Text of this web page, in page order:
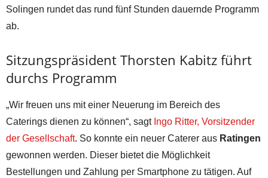
Solingen rundet das rund fünf Stunden dauernde Programm
ab.
Sitzungspräsident Thorsten Kabitz führt
durchs Programm
„Wir freuen uns mit einer Neuerung im Bereich des
Caterings dienen zu können“, sagt Ingo Ritter, Vorsitzender
der Gesellschaft. So konnte ein neuer Caterer aus Ratingen
gewonnen werden. Dieser bietet die Möglichkeit
Bestellungen und Zahlung per Smartphone zu tätigen. Auf